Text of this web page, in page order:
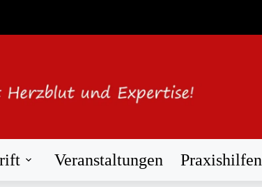
Veranstaltungen Praxishilfen